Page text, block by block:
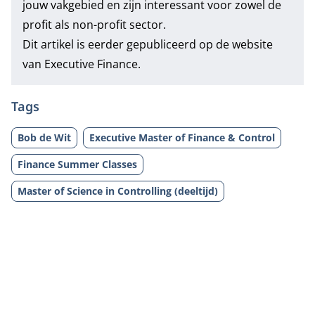
jouw vakgebied en zijn interessant voor zowel de
profit als non-profit sector.
Dit artikel is eerder gepubliceerd op de website
van Executive Finance.
Tags
Bob de Wit
Executive Master of Finance & Control
Finance Summer Classes
Master of Science in Controlling (deeltijd)